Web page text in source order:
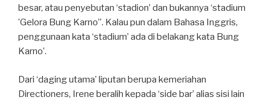
besar, atau penyebutan ‘stadion’ dan bukannya ‘stadium
’Gelora Bung Karno’’. Kalau pun dalam Bahasa Inggris,
penggunaan kata ‘stadium’ ada di belakang kata Bung
Karno’.
Dari ‘daging utama’ liputan berupa kemeriahan
Directioners, Irene beralih kepada ‘side bar’ alias sisi lain